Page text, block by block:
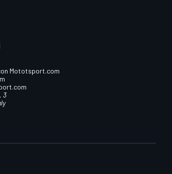
Mototsport.com
3